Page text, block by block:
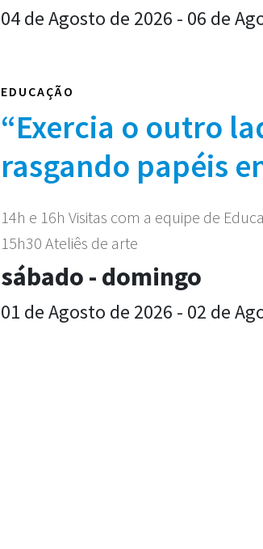
04 de Agosto de 2026 - 06 de
EDUCAÇÃO
“Exercia o outro
rasgando papéis
14h e 16h Visitas com a equipe de
15h30 Ateliês de arte
sábado - domingo
01 de Agosto de 2026 - 02 de